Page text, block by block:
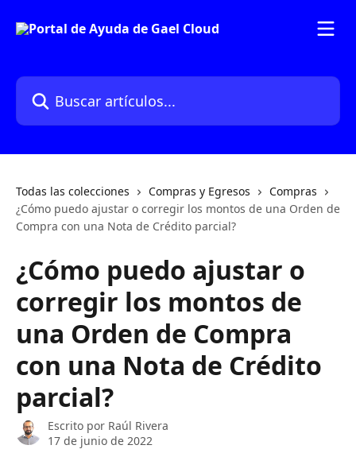
Buscar artículos...
Todas las colecciones Compras y Egresos
Compras
¿Cómo puedo ajustar o corregir los montos de una Orden de
Compra con una Nota de Crédito parcial?
¿Cómo puedo ajustar o
corregir los montos de
una Orden de Compra
con una Nota de Crédito
parcial?
Escrito por Raúl Rivera
17 de junio de 2022